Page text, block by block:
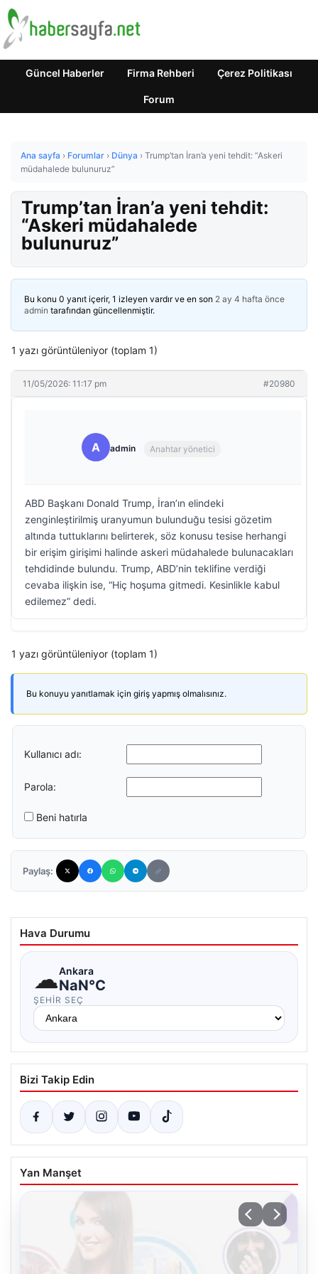
Güncel Haberler Firma Rehberi Çerez Politikası
Forum
Ana sayfa › Forumlar › Dünya › Trump’tan İran’a yeni tehdit: “Askeri
müdahalede bulunuruz”
Trump’tan İran’a yeni tehdit:
“Askeri müdahalede
bulunuruz”
Bu konu 0 yanıt içerir, 1 izleyen vardır ve en son 2 ay 4 hafta önce
admin tarafından güncellenmiştir.
1 yazı görüntüleniyor (toplam 1)
11/05/2026: 11:17 pm #20980
A admin Anahtar yönetici
ABD Başkanı Donald Trump, İran’ın elindeki
zenginleştirilmiş uranyumun bulunduğu tesisi gözetim
altında tuttuklarını belirterek, söz konusu tesise herhangi
bir erişim girişimi halinde askeri müdahalede bulunacakları
tehdidinde bulundu. Trump, ABD’nin teklifine verdiği
cevaba ilişkin ise, “Hiç hoşuma gitmedi. Kesinlikle kabul
edilemez” dedi.
1 yazı görüntüleniyor (toplam 1)
Bu konuyu yanıtlamak için giriş yapmış olmalısınız.
Kullanıcı adı:
Parola:
Beni hatırla
Paylaş:
Hava Durumu
☁Ankara
NaN°C
ŞEHIR SEÇ
Bizi Takip Edin
Yan Manşet